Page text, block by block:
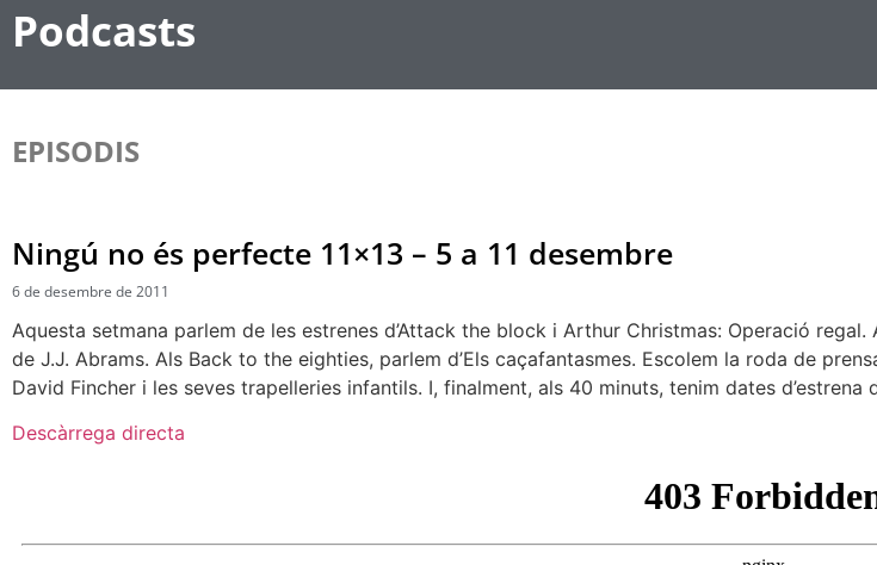
Podcasts
EPISODIS
Ningú no és perfecte 11×13 – 5 a 11 desembre
6 de desembre de 2011
Aquesta setmana parlem de les estrenes d’Attack the block i Arthur Christmas: Operació
de J.J. Abrams. Als Back to the eighties, parlem d’Els caçafantasmes. Escolem la roda de
David Fincher i les seves trapelleries infantils. I, finalment, als 40 minuts, tenim dates d’estrena
Descàrrega directa